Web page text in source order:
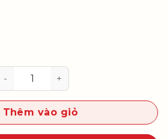
Thực hành Tiếng Việt 3, tập hai
Thêm vào giỏ